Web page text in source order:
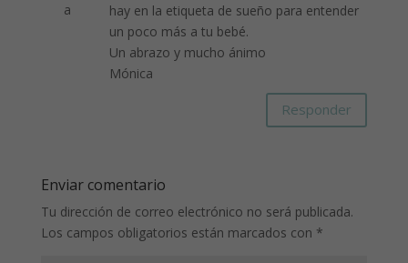
hay en la etiqueta de sueño para entender
un poco más a tu bebé.
Un abrazo y mucho ánimo
Mónica
Responder
Enviar comentario
Tu dirección de correo electrónico no será publicada.
Los campos obligatorios están marcados con *